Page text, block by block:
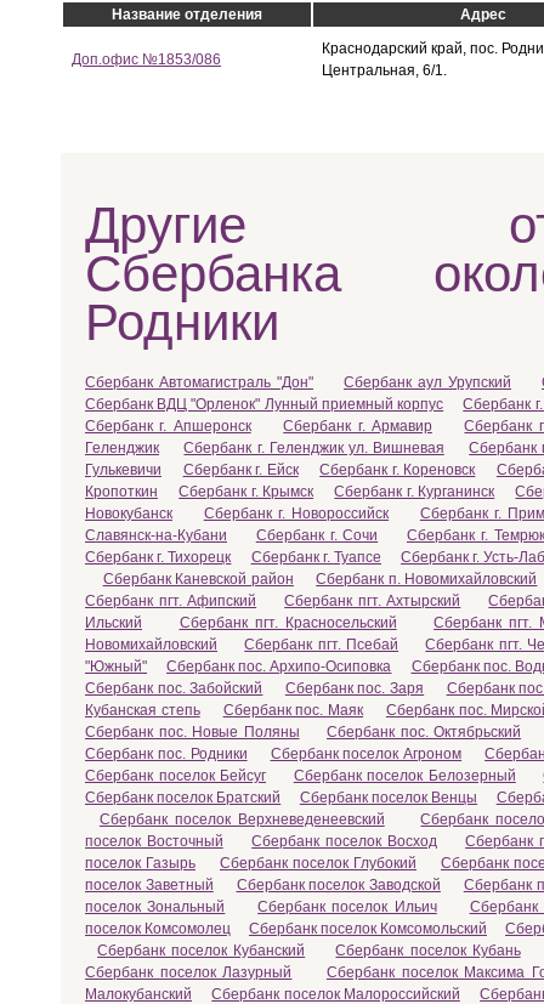
Название отделения Адрес
Доп.офис №1853/086
Краснодарский край, пос.
Центральная, 6/1.
Другие
Сбербанка
Родники
Сбербанк Автомагистраль "Дон" Сбербанк аул Урупский
Сбербанк ВДЦ "Орленок" Лунный приемный корпус
Сбербанк
Сбербанк г. Апшеронск
Сбербанк г. Армавир
Сбербанк
Геленджик
Сбербанк г. Геленджик ул. Вишневая
Сбербанк
Гулькевичи
Сбербанк г. Ейск Сбербанк г. Кореновск
Кропоткин
Сбербанк г. Крымск Сбербанк г. Курганинск
Новокубанск
Сбербанк г. Новороссийск
Сбербанк г.
Славянск-на-Кубани
Сбербанк г. Сочи
Сбербанк г. Темрюк
Сбербанк г. Тихорецк
Сбербанк г. Туапсе
Сбербанк г. Усть-
Сбербанк Каневской район
Сбербанк п. Новомихайловский
Сбербанк пгт. Афипский
Сбербанк пгт. Ахтырский
Ильский
Сбербанк пгт. Красносельский
Сбербанк пгт.
Новомихайловский
Сбербанк пгт. Псебай
Сбербанк пгт.
"Южный"
Сбербанк пос. Архипо-Осиповка
Сбербанк пос.
Сбербанк пос. Забойский
Сбербанк пос. Заря
Сбербанк
Кубанская степь
Сбербанк пос. Маяк
Сбербанк пос.
Сбербанк пос. Новые Поляны
Сбербанк пос. Октябрьский
Сбербанк пос. Родники
Сбербанк поселок Агроном
Сбербанк поселок Бейсуг
Сбербанк поселок Белозерный
Сбербанк поселок Братский
Сбербанк поселок Венцы
Сбербанк поселок Верхневеденеевский
Сбербанк
поселок Восточный
Сбербанк поселок Восход
Сбербанк
поселок Газырь
Сбербанк поселок Глубокий
Сбербанк
поселок Заветный
Сбербанк поселок Заводской
Сбербанк
поселок Зональный
Сбербанк поселок Ильич
Сбербанк
поселок Комсомолец
Сбербанк поселок Комсомольский
Сбербанк поселок Кубанский
Сбербанк поселок Кубань
Сбербанк поселок Лазурный
Сбербанк поселок Максима
Малокубанский
Сбербанк поселок Малороссийский